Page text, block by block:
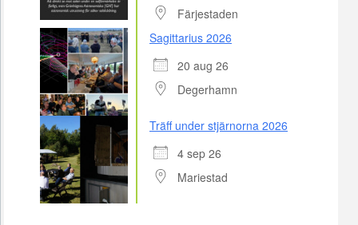
Färjestaden
Sagittarius 2026
20 aug 26
Degerhamn
Träff under stjärnorna 2026
4 sep 26
Mariestad